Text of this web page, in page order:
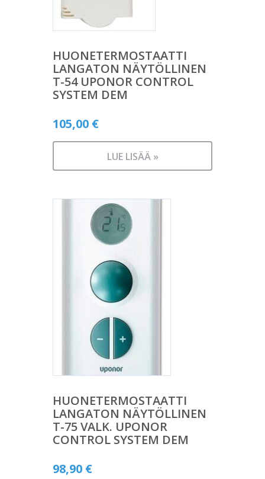
HUONETERMOSTAATTI
LANGATON NÄYTÖLLINEN
T-54 UPONOR CONTROL
SYSTEM DEM
105,00 €
LUE LISÄÄ »
HUONETERMOSTAATTI
LANGATON NÄYTÖLLINEN
T-75 VALK. UPONOR
CONTROL SYSTEM DEM
98,90 €